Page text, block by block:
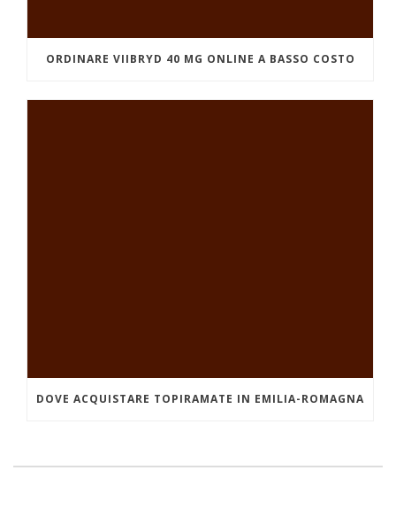
ORDINARE VIIBRYD 40 MG ONLINE A BASSO COSTO
DOVE ACQUISTARE TOPIRAMATE IN EMILIA-ROMAGNA